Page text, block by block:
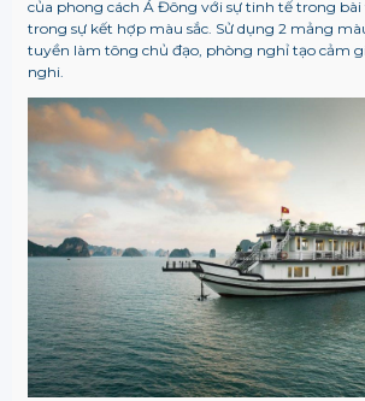
của phong cách Á Đông với sự tinh tế trong bài
trong sự kết hợp màu sắc. Sử dụng 2 mảng
tuyền làm tông chủ đạo, phòng nghỉ tạo cảm
nghi.